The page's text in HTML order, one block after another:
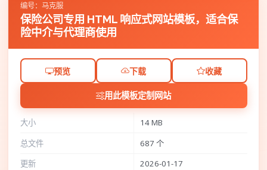
编号：马克服
保险公司专用 HTML 响应式网站模板，适合保
险中介与代理商使用
预览 下载 收藏
用此模板定制网站
大小
14 MB
总文件
687 个
更新
2026-01-17